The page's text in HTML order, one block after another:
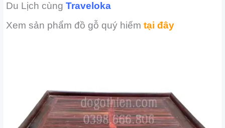
Du Lịch cùngTraveloka
Xem sản phẩm đồ gỗ quý hiếmtại đây